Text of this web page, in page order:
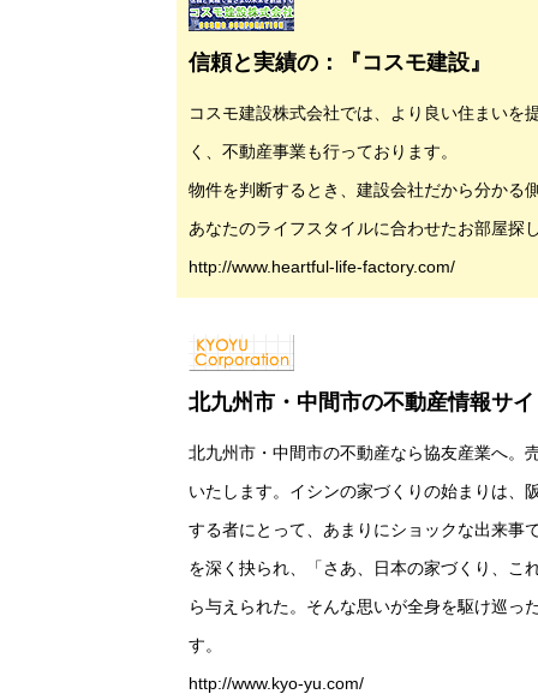
信頼と実績の：『コスモ建設』
コスモ建設株式会社では、より良い住まいを
く、不動産事業も行っております。
物件を判断するとき、建設会社だから分かる
あなたのライフスタイルに合わせたお部屋探
http://www.heartful-life-factory.com/
北九州市・中間市の不動産情報サ
北九州市・中間市の不動産なら協友産業へ。
いたします。イシンの家づくりの始まりは、
する者にとって、あまりにショックな出来事
を深く抉られ、「さあ、日本の家づくり、こ
ら与えられた。そんな思いが全身を駆け巡っ
す。
http://www.kyo-yu.com/